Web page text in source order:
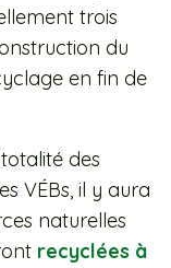
trois
du
en fin de
des
VÉBs, il y aura
naturelles
recyclées à